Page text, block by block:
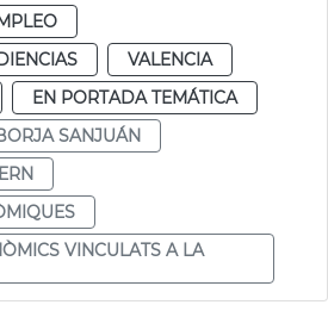
VALENCIA
EN PORTADA TEMÁTICA
SANJUÁN
VINCULATS A LA